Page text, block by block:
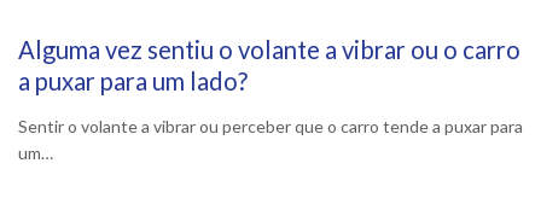
5 Março, 2026
Alguma vez sentiu o volante a vibrar ou o carro
a puxar para um lado?
Sentir o volante a vibrar ou perceber que o carro tende a puxar para
um…